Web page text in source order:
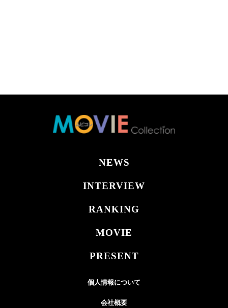
NEWS
INTERVIEW
RANKING
MOVIE
PRESENT
個人情報について
会社概要